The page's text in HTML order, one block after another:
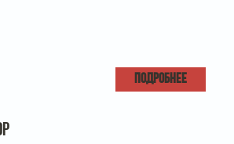
ПОДРОБНЕЕ